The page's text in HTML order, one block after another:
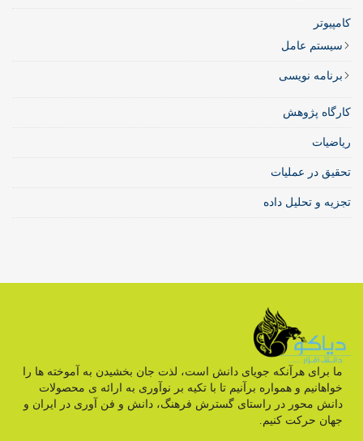
کامپیوتر
سیستم عامل
برنامه نویسی
کارگاه پژوهش
ریاضیات
تحقیق در عملیات
تجزیه و تحلیل داده
ما برای هرآنکه جویای دانش است، لذت جان بخشیدن به آموخته ها را
خواهانیم و همواره برآنیم تا با تکیه بر نوآوری به ارائه ی محصولات
دانش محور در راستای گسترش فرهنگ، دانش و فن آوری در ایران و
جهان حرکت کنیم.